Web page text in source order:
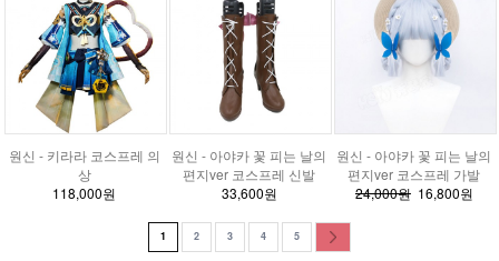
원신 - 키라라 코스프레 의
상
118,000원
원신 - 아야카 꽃 피는 날의
편지ver 코스프레 신발
33,600원
원신 - 아야카 꽃 피는 날의
편지ver 코스프레 가발
24,000원16,800원
1 2 3 4 5